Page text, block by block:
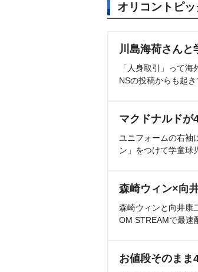
オリコントピッ
川島海荷さんと
「人身取引」って
NSの投稿からも起
マクドナルドが
ユニフォームの右袖
ン」をつけて学童球
森崎ウィン×向
森崎ウィンと向井康
OM STREAMで最速
お値段そのまま